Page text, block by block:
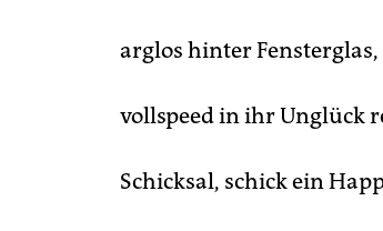
arglos hinter Fensterglas,
vollspeed in ihr Unglück
Schicksal, schick ein